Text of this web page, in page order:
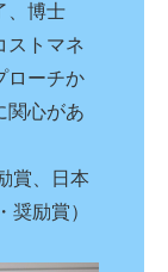
、博士
ストマネ
ローチか
関心があ
賞、日本
奨励賞）